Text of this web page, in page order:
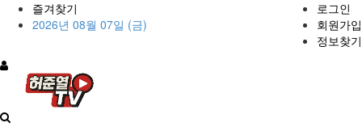
즐겨찾기
2026년 08월 07일 (금)
로그인
회원가입
정보찾기